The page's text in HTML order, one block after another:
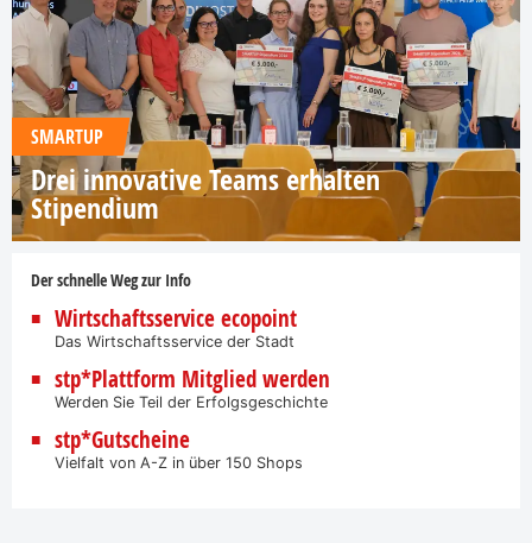
SMARTUP
Drei innovative Teams erhalten
Stipendium
Der schnelle Weg zur Info
Wirtschaftsservice ecopoint
Das Wirtschaftsservice der Stadt
stp*Plattform Mitglied werden
Werden Sie Teil der Erfolgsgeschichte
stp*Gutscheine
Vielfalt von A-Z in über 150 Shops